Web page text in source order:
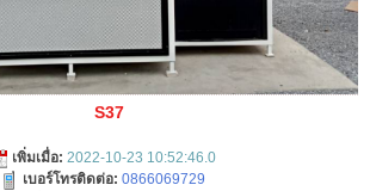
S37
เพิ่มเมื่อ: 2022-10-23 10:52:46.0
เบอร์โทรติดต่อ: 0866069729